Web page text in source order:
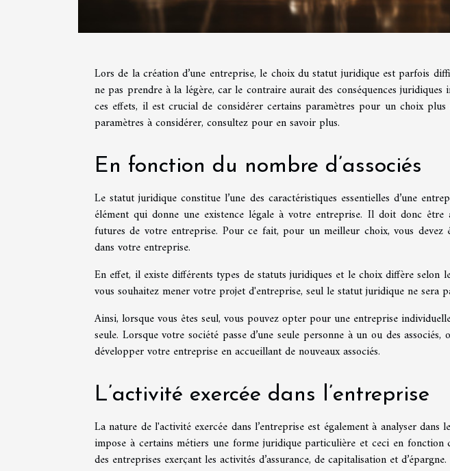
Lors de la création d’une entreprise, le choix du statut juridique est parfois
ne pas prendre à la légère, car le contraire aurait des conséquences
ces effets, il est crucial de considérer certains paramètres pour un choix
paramètres à considérer, consultez pour en savoir plus.
En fonction du nombre d’associés
Le statut juridique constitue l’une des caractéristiques essentielles d’une
élément qui donne une existence légale à votre entreprise. Il doit donc être
futures de votre entreprise. Pour ce fait, pour un meilleur choix, vous devez
dans votre entreprise.
En effet, il existe différents types de statuts juridiques et le choix diffère selon
vous souhaitez mener votre projet d'entreprise, seul le statut juridique ne sera
Ainsi, lorsque vous êtes seul, vous pouvez opter pour une entreprise
seule. Lorsque votre société passe d’une seule personne à un ou des
développer votre entreprise en accueillant de nouveaux associés.
L’activité exercée dans l’entreprise
La nature de l'activité exercée dans l’entreprise est également à analyser
impose à certains métiers une forme juridique particulière et ceci en fonction
des entreprises exerçant les activités d’assurance, de capitalisation et d’épargne.